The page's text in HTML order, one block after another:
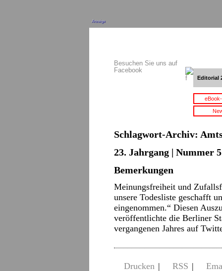
Anzeige
Besuchen Sie uns auf
Facebook
Editorial
Schlagwort-Archiv:
23. Jahrgang | Nummer
Bemerkungen
Meinungsfreiheit und
unsere Todesliste geschafft
eingenommen.“ Diesen
veröffentlichte die Berliner
vergangenen Jahres auf
Drucken | RSS |